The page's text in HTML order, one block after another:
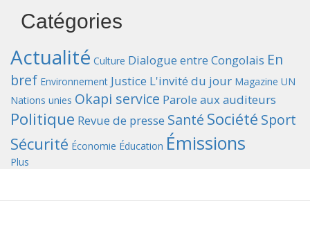
Catégories
Actualité Culture Dialogue entre Congolais En
bref Environnement Justice L'invité du jour Magazine UN
Nations unies Okapi service Parole aux auditeurs
Politique Revue de presse Santé Société Sport
Sécurité Économie Éducation Émissions
Plus